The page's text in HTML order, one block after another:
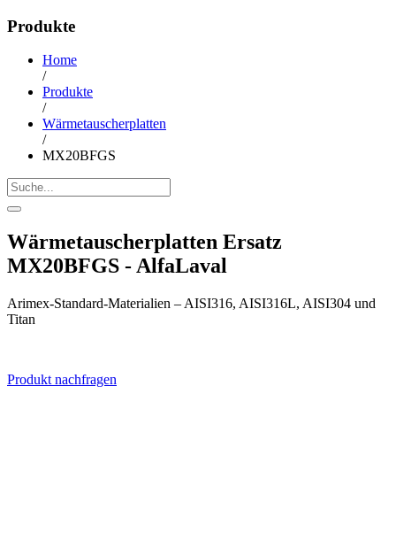
Produkte
Home
/
Produkte
/
Wärmetauscherplatten
/
MX20BFGS
Wärmetauscherplatten Ersatz
MX20BFGS - AlfaLaval
Arimex-Standard-Materialien – AISI316, AISI316L, AISI304 und
Titan
Produkt nachfragen